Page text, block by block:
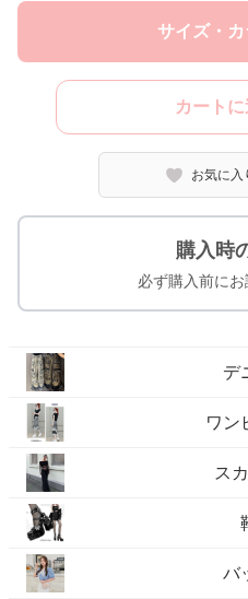
サイズ・
カート
お気に入
購入時
必ず購入前にお
デ
ワン
ス
バ